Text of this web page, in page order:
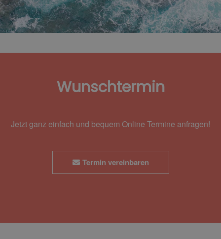
Wunschtermin
Jetzt ganz einfach und bequem Online Termine anfragen!
Termin vereinbaren